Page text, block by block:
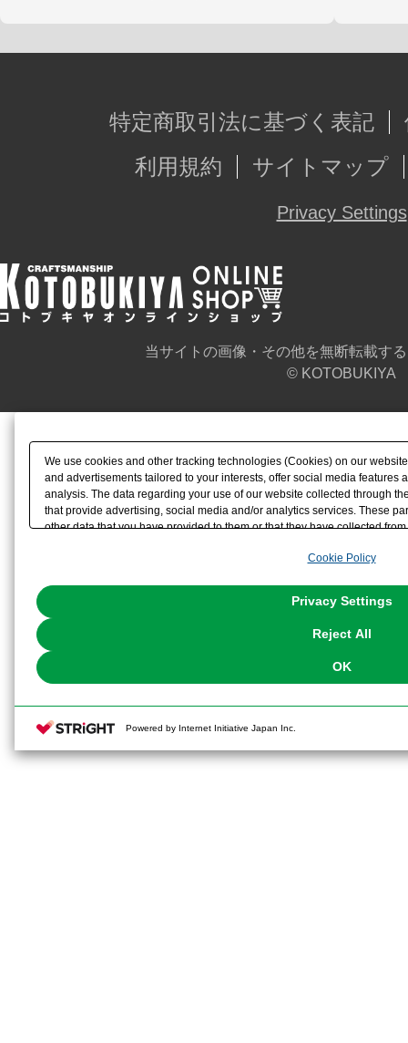
特定商取引法に基づく表記
利用規約
サイトマップ
Privacy Settings
当サイトの画像・その他を無断転載す
© KOTOBUKIYA
We use cookies and other tracking technologies (Cookies) on our
and advertisements tailored to your interests, offer social media features
analysis. The data regarding your use of our website collected through
that provide advertising, social media and/or analytics services. These
other data that you have provided to them or that they have collected
the use of all Cookies except for Strictly Necessary Cookies, please
Cookie Policy
Privacy Settings
Reject All
OK
Powered by Internet Initiative Japan Inc.